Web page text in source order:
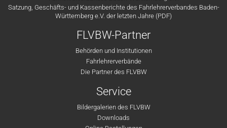
Satzung, Geschäfts- und Kassenberichte des Fahrlehrerverbandes Baden-
Württemberg e.V. der letzten Jahre (PDF)
FLVBW-Partner
Behörden und Institutionen
Fahrlehrerverbände
Die Partner des FLVBW
Service
Bildergalerien des FLVBW
Downloads